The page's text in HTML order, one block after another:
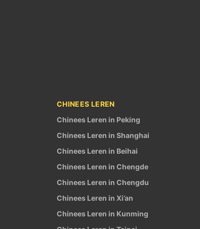
CHINEES LEREN
Chinees Leren in Peking
Chinees Leren in Shanghai
Chinees Leren in Beihai
Chinees Leren in Chengde
Chinees Leren in Chengdu
Chinees Leren in Xi’an
Chinees Leren in Kunming